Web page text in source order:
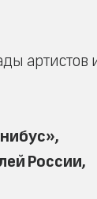
артистов
России,